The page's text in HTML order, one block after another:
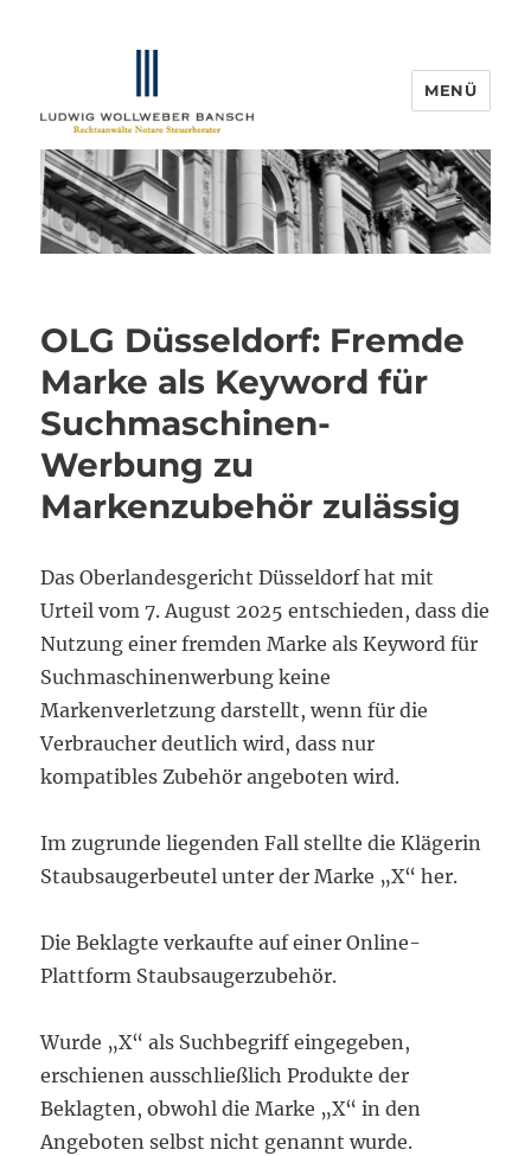
IP-Blogger.de
MENÜ
OLG Düsseldorf: Fremde
Marke als Keyword für
Suchmaschinen-
Werbung zu
Markenzubehör zulässig
Das Oberlandesgericht Düsseldorf hat mit
Urteil vom 7. August 2025 entschieden, dass die
Nutzung einer fremden Marke als Keyword für
Suchmaschinenwerbung keine
Markenverletzung darstellt, wenn für die
Verbraucher deutlich wird, dass nur
kompatibles Zubehör angeboten wird.
Im zugrunde liegenden Fall stellte die Klägerin
Staubsaugerbeutel unter der Marke „X“ her.
Die Beklagte verkaufte auf einer Online-
Plattform Staubsaugerzubehör.
Wurde „X“ als Suchbegriff eingegeben,
erschienen ausschließlich Produkte der
Beklagten, obwohl die Marke „X“ in den
Angeboten selbst nicht genannt wurde.